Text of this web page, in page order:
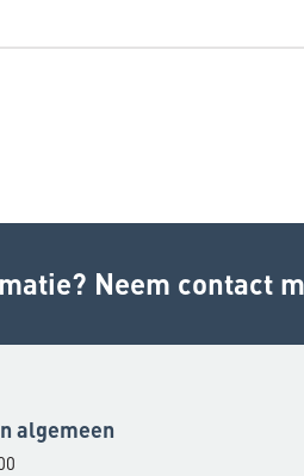
Neem contact
algemeen